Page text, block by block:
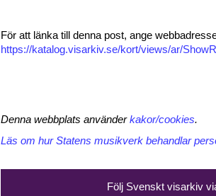
För att länka till denna post, ange
https://katalog.visarkiv.se/kort/views/ar/
Denna webbplats använderkakor/cookies.
Läs om hur Statens musikverk behandlar
Följ Svenskt visarkiv